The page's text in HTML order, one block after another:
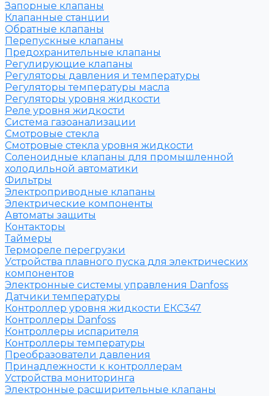
Запорные клапаны
Клапанные станции
Обратные клапаны
Перепускные клапаны
Предохранительные клапаны
Регулирующие клапаны
Регуляторы давления и температуры
Регуляторы температуры масла
Регуляторы уровня жидкости
Реле уровня жидкости
Система газоанализации
Смотровые стекла
Смотровые стекла уровня жидкости
Соленоидные клапаны для промышленной
холодильной автоматики
Фильтры
Электроприводные клапаны
Электрические компоненты
Автоматы защиты
Контакторы
Таймеры
Термореле перегрузки
Устройства плавного пуска для электрических
компонентов
Электронные системы управления Danfoss
Датчики температуры
Контроллер уровня жидкости ЕКС347
Контроллеры Danfoss
Контроллеры испарителя
Контроллеры температуры
Преобразователи давления
Принадлежности к контроллерам
Устройства мониторинга
Электронные расширительные клапаны